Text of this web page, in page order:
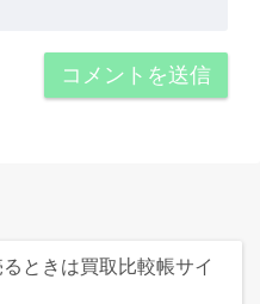
ときは買取比較帳サイ